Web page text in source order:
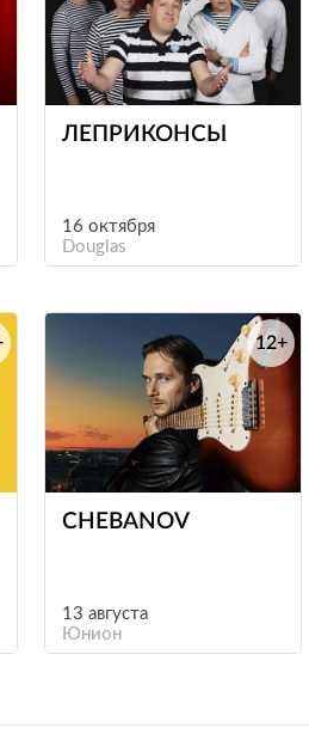
е
ЛЕПРИКОНСЫ
16 октября
Douglas
е
CHEBANOV
13 августа
Юнион
12+